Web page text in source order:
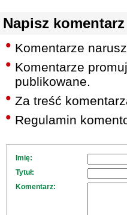
Napisz komentarz
Komentarze
Komentarze
publikowane.
Za treść
Regulamin
Imię:
Tytuł:
Komentarz: